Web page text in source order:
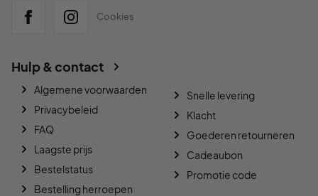
Cookies
Hulp & contact
Algemene voorwaarden
Privacybeleid
FAQ
Laagste prijs
Bestelstatus
Bestelling herroepen
Snelle levering
Klacht
Goederen retourneren
Cadeaubon
Promotie code